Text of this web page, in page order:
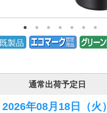
既製品
通常出荷予定日
2026年08月18日 （火）